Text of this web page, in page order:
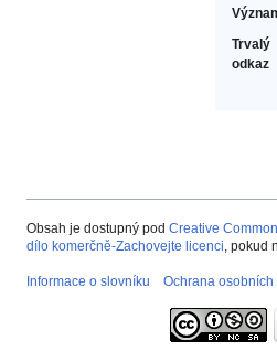
Trvalý
odkaz
Obsah je dostupný pod Creative
dílo komerčně-Zachovejte licenci, pokud
Informace o slovníku Ochrana osobních